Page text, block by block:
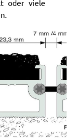
oder viele